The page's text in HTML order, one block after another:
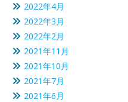
2022年4月
2022年3月
2022年2月
2021年11月
2021年10月
2021年7月
2021年6月